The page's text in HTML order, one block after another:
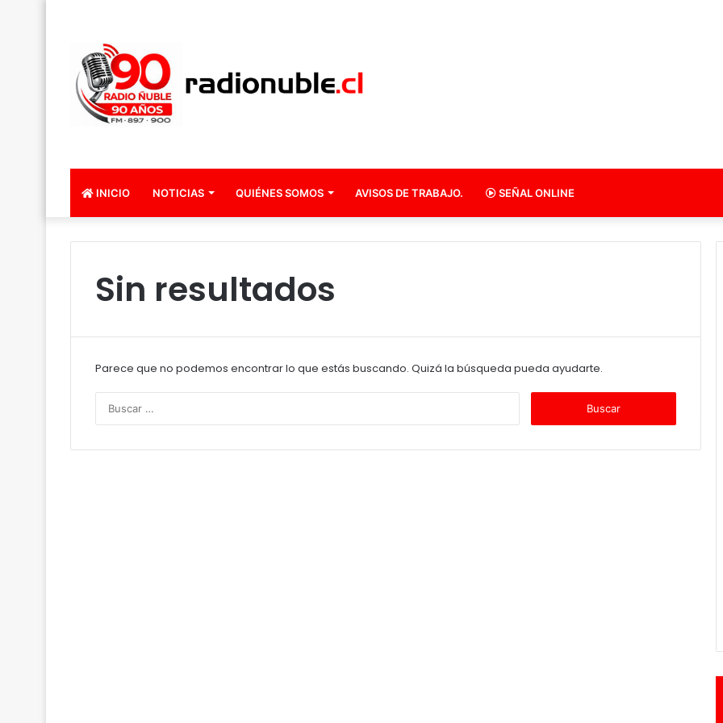
INICIO NOTICIAS QUIÉNES SOMOS AVISOS DE TRABAJO. SEÑAL ONLINE
Sin resultados
Parece que no podemos encontrar lo que estás buscando. Quizá la búsqueda pueda ayudarte.
c